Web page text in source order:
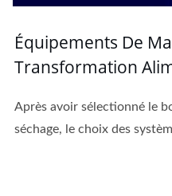
Équipements De
Transformation
Après avoir sélectionné le
séchage, le choix des